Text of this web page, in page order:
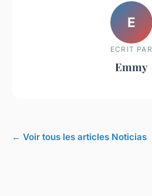
E
ECRIT PAR
Emmy
← Voir tous les articles Noticias